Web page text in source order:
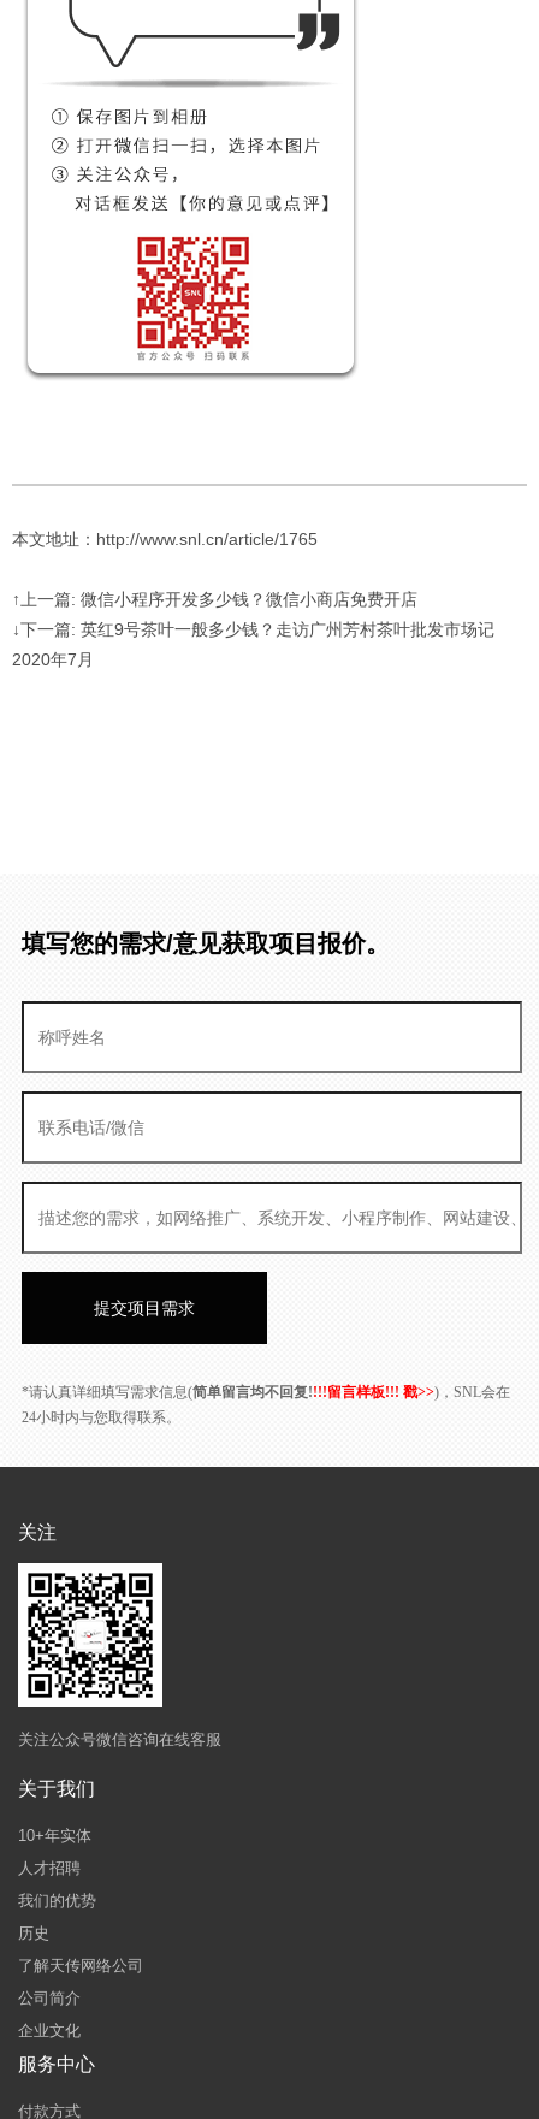
本文地址：http://www.snl.cn/article/1765
↑上一篇: 微信小程序开发多少钱？微信小商店免费开店
↓下一篇: 英红9号茶叶一般多少钱？走访广州芳村茶叶批发市场记
2020年7月
填写您的需求/意见获取项目报价。
*请认真详细填写需求信息(简单留言均不回复!!!!留言样板!!! 戳>>)，SNL会在
24小时内与您取得联系。
关注
关注公众号微信咨询在线客服
关于我们
10+年实体
人才招聘
我们的优势
历史
了解天传网络公司
公司简介
企业文化
服务中心
付款方式